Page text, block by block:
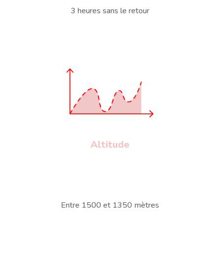
3 heures sans le retour
Altitude
Entre 1500 et 1350 mètres